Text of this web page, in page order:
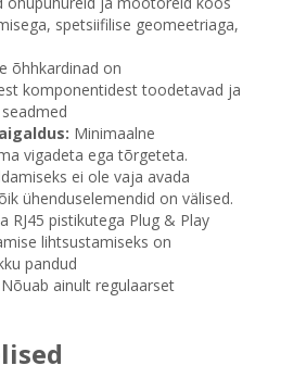
spetsiifilise geomeetriaga,
õhhkardinad on
komponentidest toodetavad ja
Minimaalne
vigadeta ega tõrgeteta.
ei ole vaja avada
ühenduselemendid on välised.
RJ45 pistikutega Plug & Play
lihtsustamiseks on
pandud
Nõuab ainult regulaarset